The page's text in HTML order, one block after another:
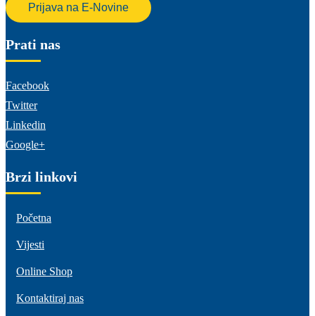
Prijava na E-Novine
Prati nas
Facebook
Twitter
Linkedin
Google+
Brzi linkovi
Početna
Vijesti
Online Shop
Kontaktiraj nas